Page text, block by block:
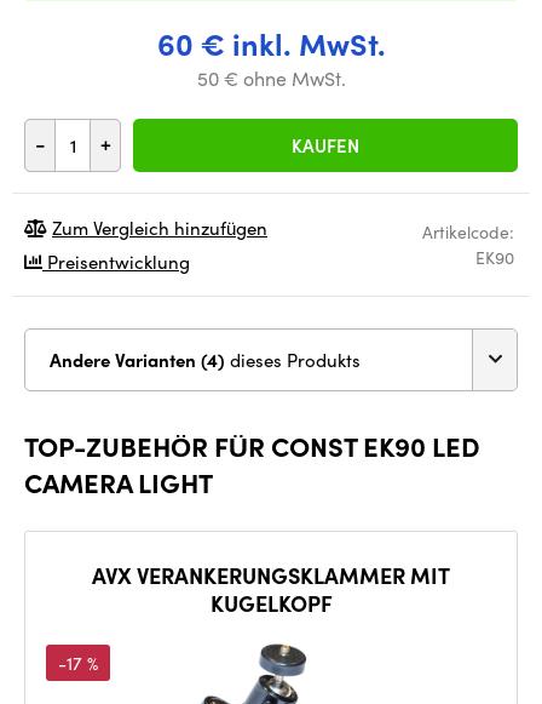
60 € inkl. MwSt.
50 € ohne MwSt.
- + KAUFEN
Artikelcode:
EK90
Zum Vergleich hinzufügen
Preisentwicklung
Andere Varianten (4) dieses Produkts
TOP-ZUBEHÖR FÜR CONST EK90 LED
CAMERA LIGHT
AVX VERANKERUNGSKLAMMER MIT
KUGELKOPF
-17 %